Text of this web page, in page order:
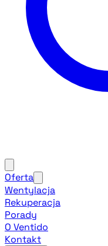
Oferta
Wentylacja
Rekuperacja
Porady
O Ventido
Kontakt